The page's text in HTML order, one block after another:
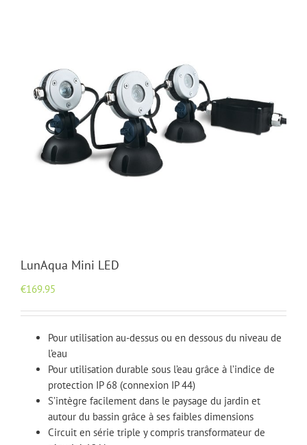
LunAqua Mini LED
€169.95
Pour utilisation au-dessus ou en dessous du niveau de
l’eau
Pour utilisation durable sous l’eau grâce à l’indice de
protection IP 68 (connexion IP 44)
S’intègre facilement dans le paysage du jardin et
autour du bassin grâce à ses faibles dimensions
Circuit en série triple y compris transformateur de